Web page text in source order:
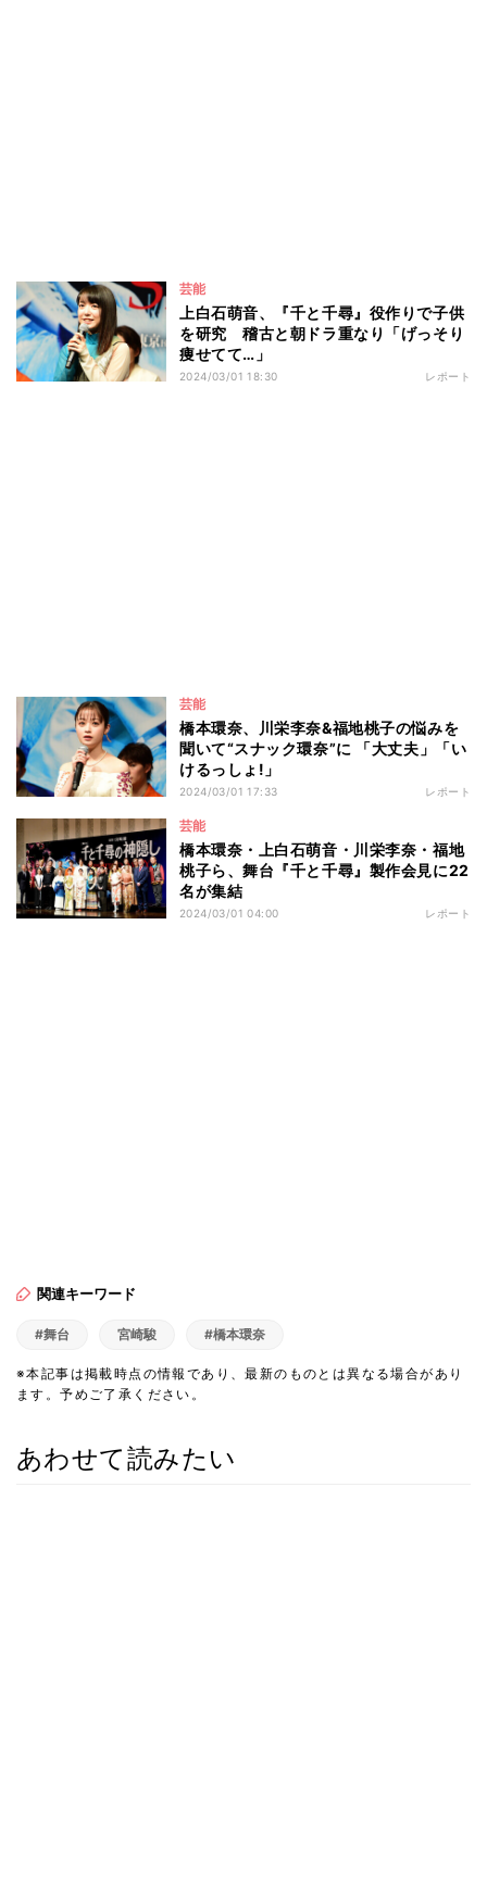
芸能
上白石萌音、『千と千尋』役作りで子供
を研究 稽古と朝ドラ重なり「げっそり
痩せてて…」
2024/03/01 18:30 レポート
芸能
橋本環奈、川栄李奈&福地桃子の悩みを
聞いて“スナック環奈”に 「大丈夫」「い
けるっしょ!」
2024/03/01 17:33 レポート
芸能
橋本環奈・上白石萌音・川栄李奈・福地
桃子ら、舞台『千と千尋』製作会見に22
名が集結
2024/03/01 04:00 レポート
関連キーワード
#舞台 宮崎駿 #橋本環奈
※本記事は掲載時点の情報であり、最新のものとは異なる場合があり
ます。予めご了承ください。
あわせて読みたい